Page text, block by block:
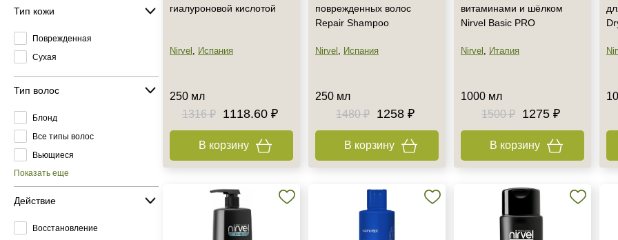
Тип кожи
Поврежденная
Сухая
Тип волос
Блонд
Все типы волос
Вьющиеся
Показать еще
Действие
Восстановление
гиалуроновой кислотой
Nirvel , Испания
250 мл
1316 ₽
1118.60 ₽
В корзину
поврежденных волос
Repair Shampoo
Nirvel , Испания
250 мл
1480 ₽
1258 ₽
В корзину
витаминами и шёлком
Nirvel Basic PRO
Nirvel , Италия
1000 мл
1500 ₽
1275 ₽
В корзину